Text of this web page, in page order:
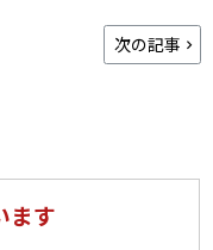
次の記事
ます